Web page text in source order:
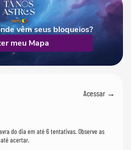
vêm seus bloqueios?
meu Mapa
Acessar →
do dia em até 6 tentativas. Observe as
acertar.